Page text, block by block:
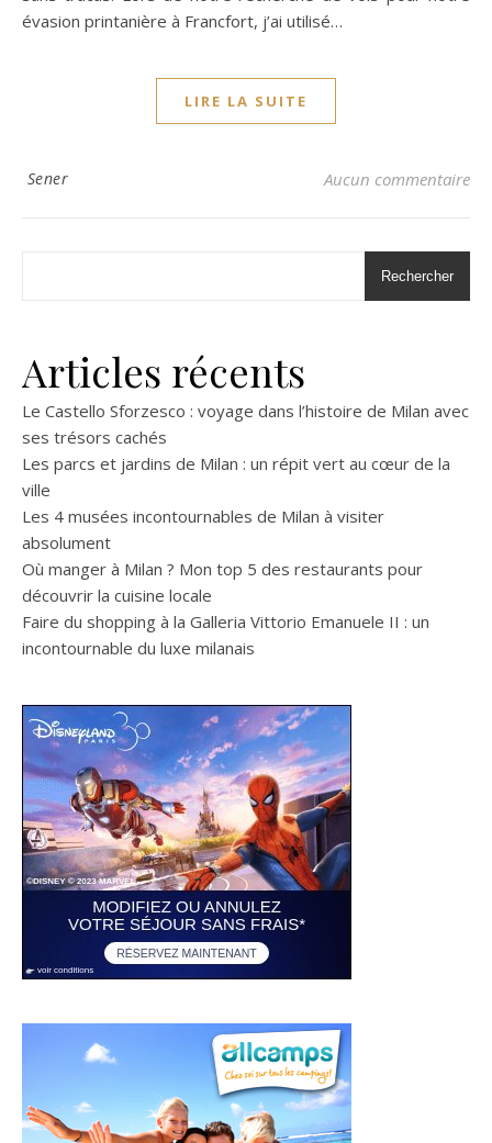
évasion printanière à Francfort, j’ai utilisé…
LIRE LA SUITE
Sener Aucun commentaire
Rechercher
Articles récents
Le Castello Sforzesco : voyage dans l’histoire de Milan avec
ses trésors cachés
Les parcs et jardins de Milan : un répit vert au cœur de la
ville
Les 4 musées incontournables de Milan à visiter
absolument
Où manger à Milan ? Mon top 5 des restaurants pour
découvrir la cuisine locale
Faire du shopping à la Galleria Vittorio Emanuele II : un
incontournable du luxe milanais